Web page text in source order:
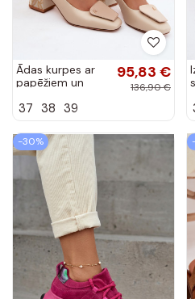
Ādas kurpes ar
papēžiem un
Artiker 58C0672
95,83 €
136,90 €
37 38 39
-30%